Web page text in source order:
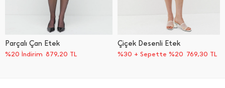
Parçalı Çan Etek
%20 İndirim 879,20 TL
Çiçek Desenli Etek
%30 + Sepette %20 769,30 TL